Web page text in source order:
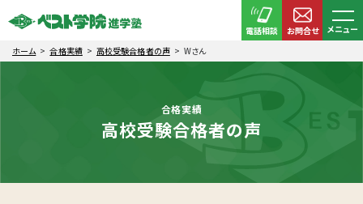
電話相談 お問合せ
メニュー
ホーム
合格実績 高校受験合格者の声 Wさん
合格実績
高校受験合格者の声